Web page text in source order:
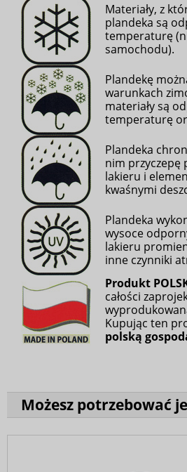
Materiały, z
plandeka są
temperaturę
samochodu).
Plandekę
warunkach
materiały są
temperaturę
Plandeka
nim przyczepę
lakieru i
kwaśnymi
Plandeka
wysoce
lakieru
inne czynniki
Produkt
całości
Kupując ten
polską
Możesz potrzebować